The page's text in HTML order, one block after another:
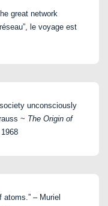
great network
le voyage est
unconsciously
~ The Origin of
, 1968
atoms.” – Muriel